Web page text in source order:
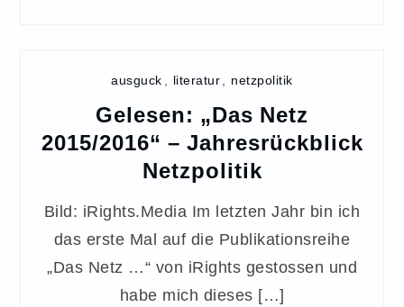
ausguck literatur netzpolitik
Gelesen: „Das Netz
2015/2016“ – Jahresrückblick
Netzpolitik
Bild: iRights.Media Im letzten Jahr bin ich
das erste Mal auf die Publikationsreihe
„Das Netz …“ von iRights gestossen und
habe mich dieses […]